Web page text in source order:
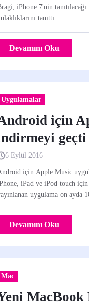
iPhone 7'nin
tanıttı.
Devamını Oku
Uygulamalar
için
geçti
6 Eylül 2016
için Apple Music
iPad ve iPod touch için
uygulama on ayda
Devamını Oku
Mac